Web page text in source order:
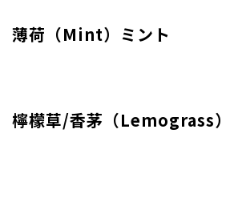
薄荷（Mint）ミント
檸檬草/香茅（Lemograss）